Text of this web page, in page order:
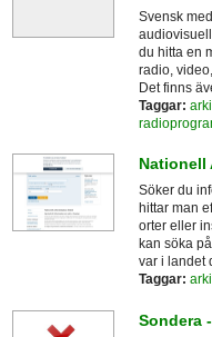
Svensk
du hitta en
radio,
Det finns
Taggar:
Nationell
Söker du
hittar man
orter eller
kan söka
var i landet
Taggar:
Sondera